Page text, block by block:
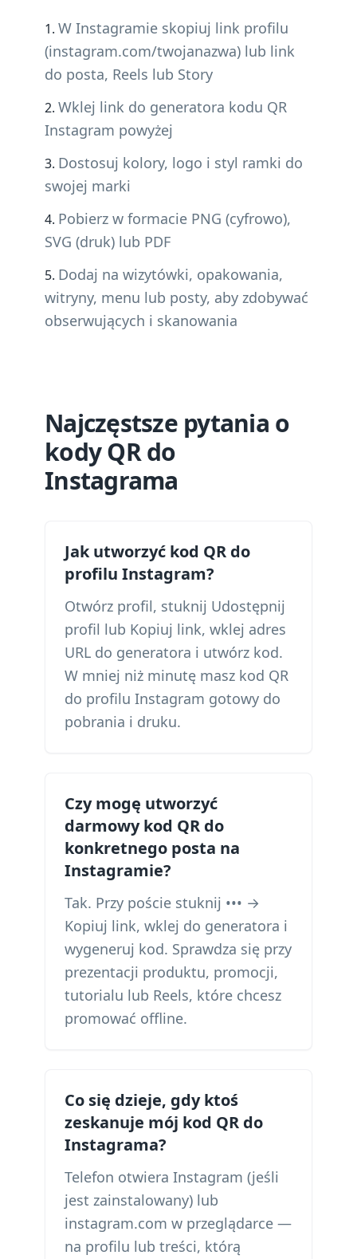
W Instagramie skopiuj link profilu
(instagram.com/twojanazwa) lub link
do posta, Reels lub Story
Wklej link do generatora kodu QR
Instagram powyżej
Dostosuj kolory, logo i styl ramki do
swojej marki
Pobierz w formacie PNG (cyfrowo),
SVG (druk) lub PDF
Dodaj na wizytówki, opakowania,
witryny, menu lub posty, aby zdobywać
obserwujących i skanowania
Najczęstsze pytania o
kody QR do
Instagrama
Jak utworzyć kod QR do
profilu Instagram?
Otwórz profil, stuknij Udostępnij
profil lub Kopiuj link, wklej adres
URL do generatora i utwórz kod.
W mniej niż minutę masz kod QR
do profilu Instagram gotowy do
pobrania i druku.
Czy mogę utworzyć
darmowy kod QR do
konkretnego posta na
Instagramie?
Tak. Przy poście stuknij ••• →
Kopiuj link, wklej do generatora i
wygeneruj kod. Sprawdza się przy
prezentacji produktu, promocji,
tutorialu lub Reels, które chcesz
promować offline.
Co się dzieje, gdy ktoś
zeskanuje mój kod QR do
Instagrama?
Telefon otwiera Instagram (jeśli
jest zainstalowany) lub
instagram.com w przeglądarce —
na profilu lub treści, którą